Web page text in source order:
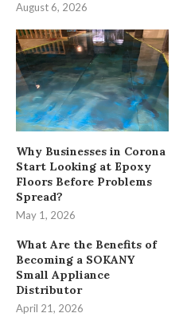
August 6, 2026
Why Businesses in Corona
Start Looking at Epoxy
Floors Before Problems
Spread?
May 1, 2026
What Are the Benefits of
Becoming a SOKANY
Small Appliance
Distributor
April 21, 2026